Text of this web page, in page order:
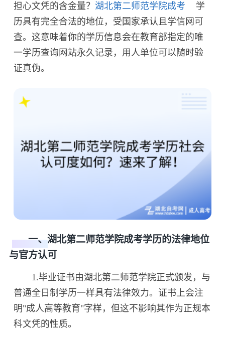
担心文凭的含金量？ 湖北第二师范学院成考
学
历具有完全合法的地位，受国家承认且学信网可
查。这意味着你的学历信息会在教育部指定的唯
一学历查询网站永久记录，用人单位可以随时验
证真伪。
一、湖北第二师范学院成考学历的法律地位
与官方认可
1.毕业证书由湖北第二师范学院正式颁发，与
普通全日制学历一样具有法律效力。证书上会注
明"成人高等教育"字样，但这不影响其作为正规本
科文凭的性质。